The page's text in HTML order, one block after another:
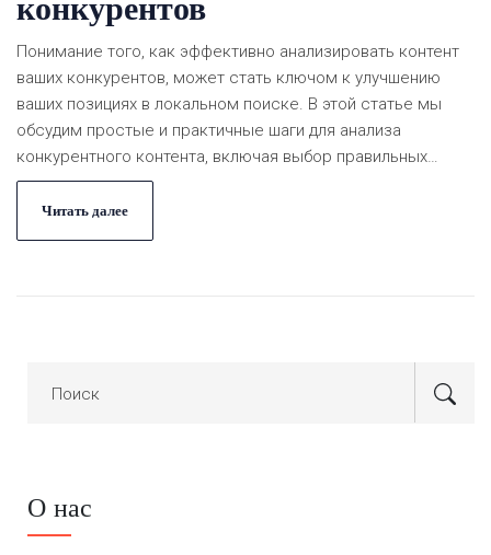
конкурентов
Понимание того, как эффективно анализировать контент
ваших конкурентов, может стать ключом к улучшению
ваших позициях в локальном поиске. В этой статье мы
обсудим простые и практичные шаги для анализа
конкурентного контента, включая выбор правильных
инструментов и подходов. Познакомьтесь с советами от
известных экспертов, таких как Григорий Чарный,
которые помогут усилить ваши маркетинговые стратегии.
Читать далее
О нас